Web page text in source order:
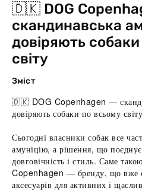
🇩🇰 DOG
скандинавська
довіряють
світу
Зміст
🇩🇰 DOG Copenhagen —
довіряють собаки по всьому світу
Сьогодні власники собак все
амуніцію, а рішення, що поєднує
довговічність і стиль. Саме
Copenhagen — бренду, що вже
аксесуарів для активних і